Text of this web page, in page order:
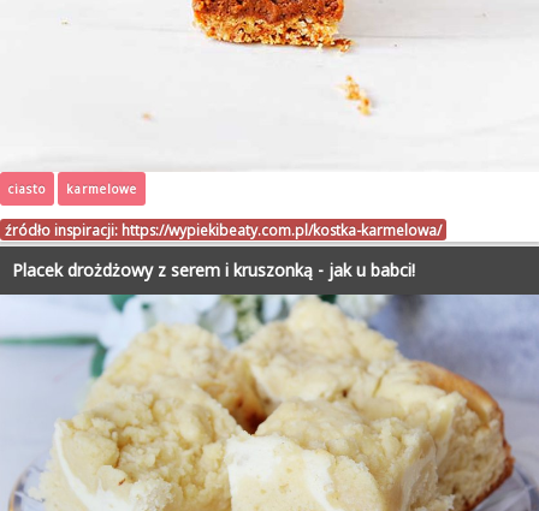
ciasto karmelowe
źródło inspiracji: https://wypiekibeaty.com.pl/kostka-karmelowa/
Placek drożdżowy z serem i kruszonką - jak u babci!